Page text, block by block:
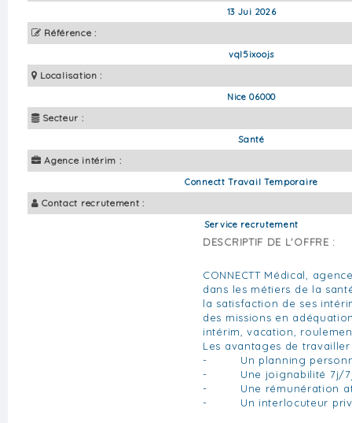
13 Jui 2026
Référence :
vql5ixoojs
Localisation :
Nice 06000
Secteur :
Santé
Agence intérim :
Connectt Travail Temporaire
Contact recrutement :
Service recrutement
DESCRIPTIF DE L'OFFRE :
CONNECTT Médical,
dans les métiers de la
la satisfaction de ses
des missions en
intérim, vacation,
Les avantages de travailler
- Un planning
- Une joignabilité 7j/7j
- Une rémunération
- Un interlocuteur